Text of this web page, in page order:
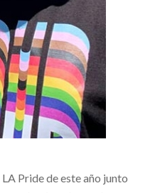
Pride de este año junto